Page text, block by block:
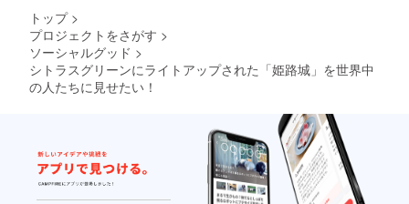
トップ >
プロジェクトをさがす >
ソーシャルグッド >
シトラスグリーンにライトアップされた「姫路城」を世界中
の人たちに見せたい！